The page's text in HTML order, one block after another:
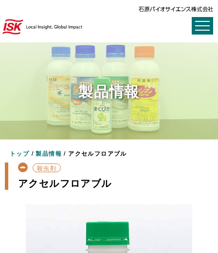
製品情報
トップ /製品情報 / アクセルフロアブル
殺虫剤
アクセルフロアブル